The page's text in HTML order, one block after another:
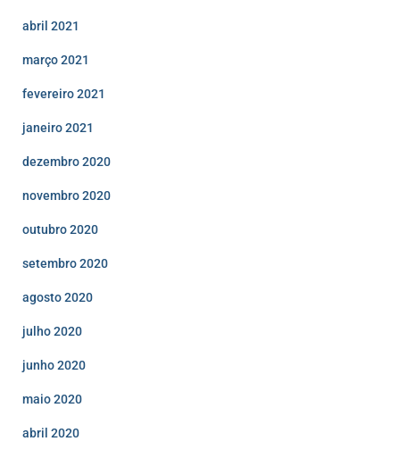
abril 2021
março 2021
fevereiro 2021
janeiro 2021
dezembro 2020
novembro 2020
outubro 2020
setembro 2020
agosto 2020
julho 2020
junho 2020
maio 2020
abril 2020